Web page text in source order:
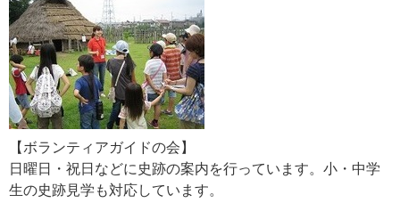
【ボランティアガイドの会】
日曜日・祝日などに史跡の案内を行っています。小・中学
生の史跡見学も対応しています。